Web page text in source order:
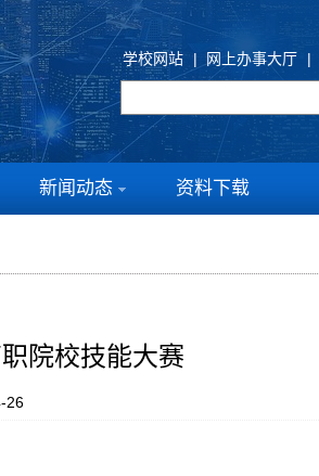
学校网站 | 网上办事大厅 |
新闻动态 资料下载
院校技能大赛
26